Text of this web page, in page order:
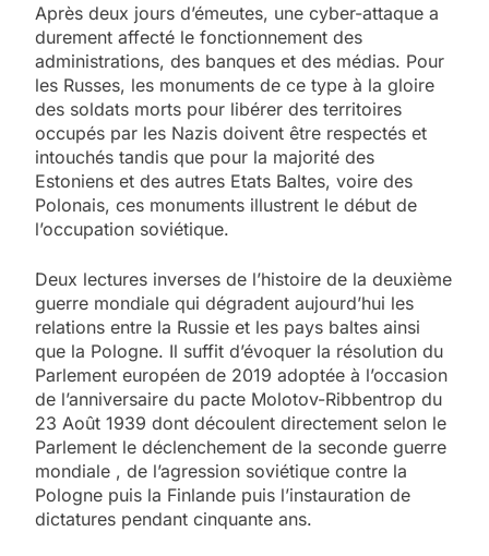
Après deux jours d’émeutes, une cyber-attaque a
durement affecté le fonctionnement des
administrations, des banques et des médias. Pour
les Russes, les monuments de ce type à la gloire
des soldats morts pour libérer des territoires
occupés par les Nazis doivent être respectés et
intouchés tandis que pour la majorité des
Estoniens et des autres Etats Baltes, voire des
Polonais, ces monuments illustrent le début de
l’occupation soviétique.
Deux lectures inverses de l’histoire de la deuxième
guerre mondiale qui dégradent aujourd’hui les
relations entre la Russie et les pays baltes ainsi
que la Pologne. Il suffit d’évoquer la résolution du
Parlement européen de 2019 adoptée à l’occasion
de l’anniversaire du pacte Molotov-Ribbentrop du
23 Août 1939 dont découlent directement selon le
Parlement le déclenchement de la seconde guerre
mondiale , de l’agression soviétique contre la
Pologne puis la Finlande puis l’instauration de
dictatures pendant cinquante ans.